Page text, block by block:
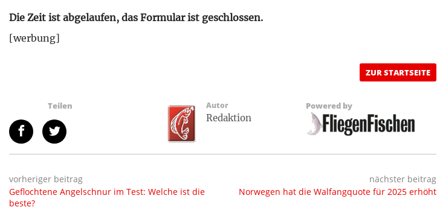
Die Zeit ist abgelaufen, das Formular ist geschlossen.
[werbung]
ZUR STARTSEITE
Teilen Autor
Redaktion
Powered by
vorheriger beitrag
Geflochtene Angelschnur im Test: Welche ist die
beste?
nächster beitrag
Norwegen hat die Walfangquote für 2025 erhöht